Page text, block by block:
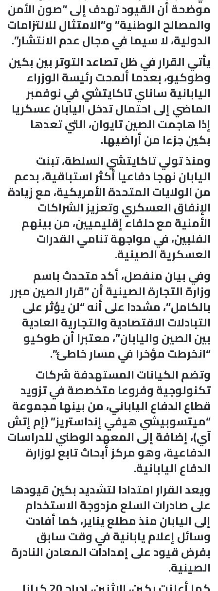
موضحة أن القيود تهدف إلى “صون الأمن
والمصالح الوطنية” و”الامتثال للالتزامات
الدولية، لا سيما في مجال عدم الانتشار”.
يأتي القرار في ظل تصاعد التوتر بين بكين
وطوكيو، بعدما ألمحت رئيسة الوزراء
اليابانية ساناي تاكايتشي في نوفمبر
الماضي إلى احتمال تدخل اليابان عسكريا
إذا هاجمت الصين تايوان، التي تعدها
بكين جزءا من أراضيها.
ومنذ تولي تاكايتشي السلطة، تبنت
اليابان نهجا دفاعيا أكثر استباقية، بدعم
من الولايات المتحدة الأمريكية، مع زيادة
الإنفاق العسكري وتعزيز الشراكات
الأمنية مع حلفاء إقليميين، من بينهم
الفلبين، في مواجهة تنامي القدرات
العسكرية الصينية.
وفي بيان منفصل، أكد متحدث باسم
وزارة التجارة الصينية أن “قرار الصين مبرر
بالكامل”، مشددا على أنه “لن يؤثر على
التبادلات الاقتصادية والتجارية العادية
بين الصين واليابان”، معتبرا أن طوكيو
“انخرطت مؤخرا في مسار خاطئ”.
وتضم الكيانات المستهدفة شركات
تكنولوجية وفروعا متخصصة في تزويد
قطاع الدفاع الياباني، من بينها مجموعة
“ميتسوبيشي هيفي إنداستريز” (إم إتش
آي)، إضافة إلى المعهد الوطني للدراسات
الدفاعية، وهو مركز أبحاث تابع لوزارة
الدفاع اليابانية.
ويعد القرار امتدادا لتشديد بكين قيودها
على صادرات السلع مزدوجة الاستخدام
إلى اليابان منذ مطلع يناير، كما أفادت
وسائل إعلام يابانية في وقت سابق
بفرض قيود على إمدادات المعادن النادرة
الصينية.